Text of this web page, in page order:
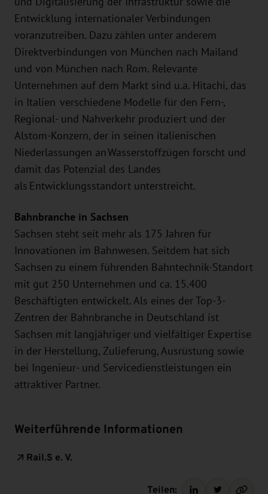
Entwicklung internationaler Verbindungen
voranzutreiben. Dazu zählen unter anderem
Direktverbindungen von München nach Mailand
und von München nach Rom. Relevante
Unternehmen auf dem Markt sind u.a. Hitachi, das
in Italien verschiedene Modelle für den Fern-,
Regional- und Nahverkehr produziert und der
Alstom-Konzern, der in seinen italienischen
Niederlassungen an Wasserstoffzügen forscht und
damit das Potenzial des Landes
als Entwicklungsstandort unterstreicht.
Bahnbranche in Sachsen
Sachsen steht seit mehr als 175 Jahren für
Innovationen im Bahnwesen. Seitdem hat sich
Sachsen zu einem führenden Bahntechnik-Standort
mit gut 250 Unternehmen und ca. 15.400
Beschäftigten entwickelt. Als eines der Top-3-
Zentren der Bahnbranche in Deutschland ist
Sachsen mit langjähriger und vielfältiger Expertise
in der Herstellung, Zulieferung, Ausrüstung sowie
bei Ingenieur- und Servicedienstleistungen ein
attraktiver Partner.
Weiterführende Informationen
Rail.S e. V.
Teilen: